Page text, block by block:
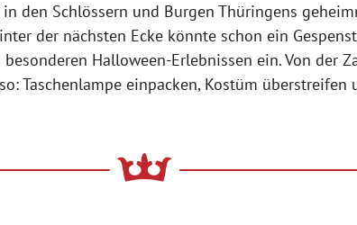
den Schlössern und Burgen Thüringens
der nächsten Ecke könnte schon ein
Halloween-Erlebnissen ein. Von der
Taschenlampe einpacken, Kostüm überstreifen